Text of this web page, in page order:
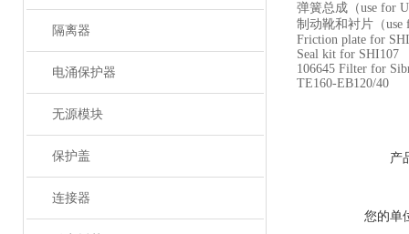
隔离器
电涌保护器
无源模块
保护盖
连接器
弹簧总成（use for
制动靴和衬片（use
Friction plate for
Seal kit for SHI107
106645 Filter for
TE160-EB120/40
产
您的单